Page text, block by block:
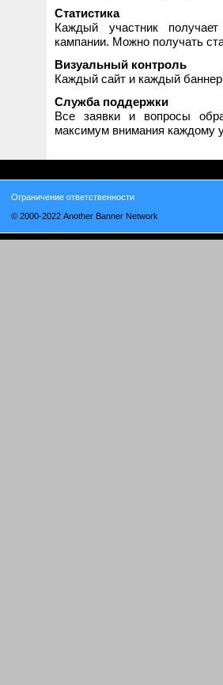
Статистика
Каждый участник
кампании. Можно получать
Визуальный контроль
Каждый сайт и каждый
Служба поддержки
Все заявки и вопросы
максимум внимания каждому
Ограничение ответственности
© 2000-2022 Another Banner Network